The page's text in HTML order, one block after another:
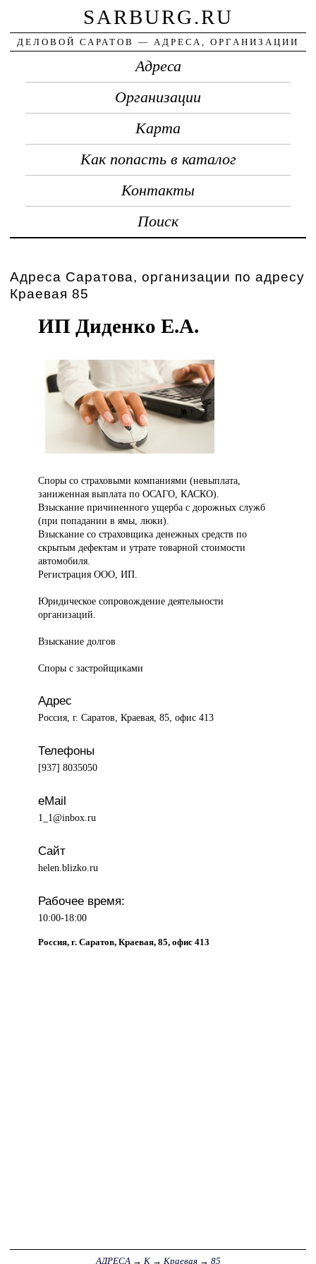
SARBURG.RU
ДЕЛОВОЙ САРАТОВ — АДРЕСА, ОРГАНИЗАЦИИ
Адреса
Организации
Карта
Как попасть в каталог
Контакты
Поиск
Адреса Саратова, организации по адресу
Краевая 85
ИП Диденко Е.А.
Споры состраховыми компаниями (невыплата,
заниженная выплата по ОСАГО, КАСКО).
Взыскание причиненного ущерба с дорожных служб
(при попадании в ямы, люки).
Взыскание со страховщика денежных средств по
скрытым дефектам и утрате товарной стоимости
автомобиля.
Регистрация ООО, ИП.
Юридическое сопровождение деятельности
организаций.
Взыскание долгов
Споры с застройщиками
Адрес
Россия, г. Саратов, Краевая, 85, офис 413
Телефоны
[937] 8035050
eMail
1_1@inbox.ru
Сайт
helen.blizko.ru
Рабочее время:
10:00-18:00
Россия, г. Саратов, Краевая, 85, офис 413
АДРЕСА→ К→ Краевая→ 85